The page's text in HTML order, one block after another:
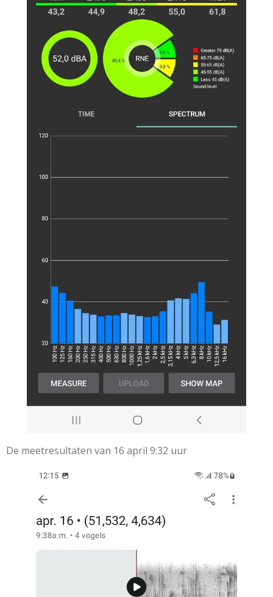
De meetresultaten van 16 april 9:32 uur